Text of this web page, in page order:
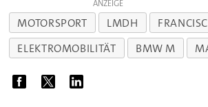
ANZEIGE
MOTORSPORT LMDH
ELEKTROMOBILITÄT
BMW M